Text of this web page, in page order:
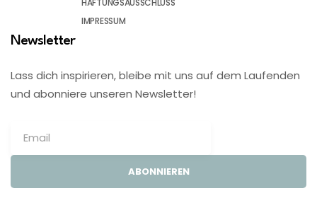
HAFTUNGSAUSSCHLUSS
IMPRESSUM
Newsletter
Lass dich inspirieren, bleibe mit uns auf dem Laufenden
und abonniere unseren Newsletter!
ABONNIEREN